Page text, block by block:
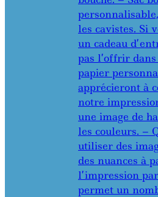
les cavistes. Si
un cadeau
pas l’offrir
papier
apprécieront à
notre
une image de
les couleurs. –
utiliser des
des nuances à
l’impression
permet un